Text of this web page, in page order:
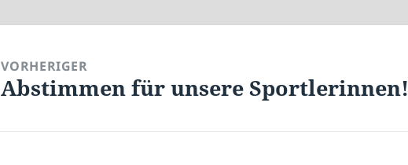
VORHERIGER
Vorheriger
Abstimmen für unsere Sportlerinnen!